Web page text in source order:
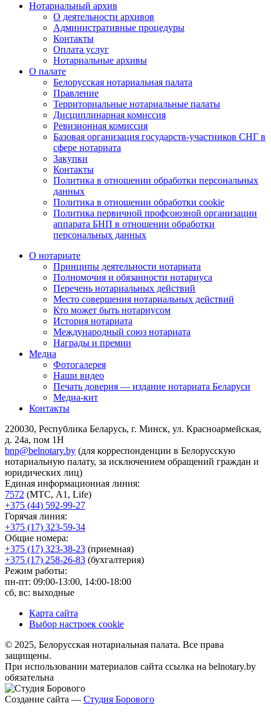
Нотариальный архив
О деятельности архивов
Административные процедуры
Контакты
Оплата услуг
Нотариальные архивы
О палате
Белорусская нотариальная палата
Правление
Территориальные нотариальные палаты
Дисциплинарная комиссия
Ревизионная комиссия
Базовая организация государств-участников СНГ в
сфере нотариата
Закупки
Контакты
Политика в отношении обработки персональных
данных
Политика в отношении обработки cookie
Политика первичной профсоюзной организации
аппарата БНП в отношении обработки
персональных данных
О нотариате
Принципы деятельности нотариата
Полномочия и обязанности нотариуса
Перечень нотариальных действий
Место совершения нотариальных действий
Кто может быть нотариусом
История нотариата
Международный союз нотариата
Награды и премии
Медиа
Фотогалерея
Наши видео
Печать доверия — издание нотариата Беларуси
Медиа-кит
Контакты
220030, Республика Беларусь, г. Минск, ул. Красноармейская,
д. 24а, пом 1Н
bnp@belnotary.by (для корреспонденции в Белорусскую
нотариальную палату, за исключением обращений граждан и
юридических лиц)
Единая информационная линия:
7572 (МТС, A1, Life)
+375 (44) 592-99-27
Горячая линия:
+375 (17) 323-59-34
Общие номера:
+375 (17) 323-38-23 (приемная)
+375 (17) 258-26-83 (бухгалтерия)
Режим работы:
пн-пт: 09:00-13:00, 14:00-18:00
сб, вс: выходные
Карта сайта
Выбор настроек cookie
© 2025, Белорусская нотариальная палата. Все права
защищены.
При использовании материалов сайта ссылка на belnotary.by
обязательна
Создание сайта — Студия Борового